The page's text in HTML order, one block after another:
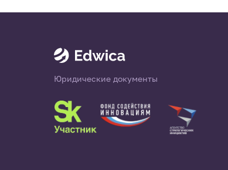
Юридические документы